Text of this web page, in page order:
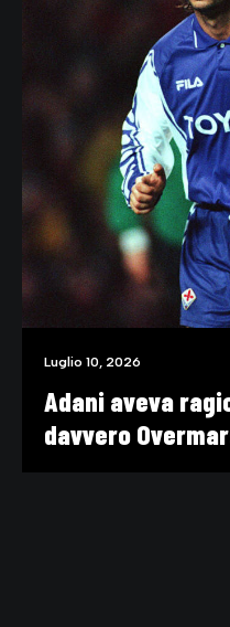
Luglio 10, 2026
Adani aveva
davvero